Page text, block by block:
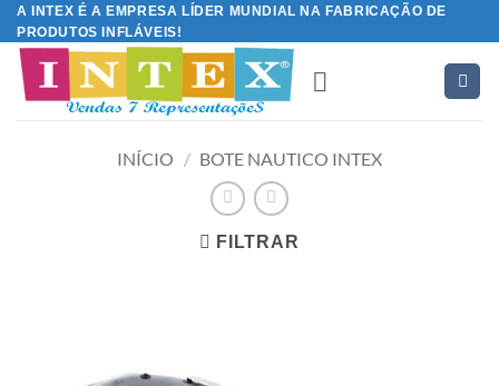
Skip
to
content
A INTEX É A EMPRESA LÍDER MUNDIAL NA FABRICAÇÃO DE
PRODUTOS INFLÁVEIS!
INÍCIO / BOTE NAUTICO INTEX
FILTRAR